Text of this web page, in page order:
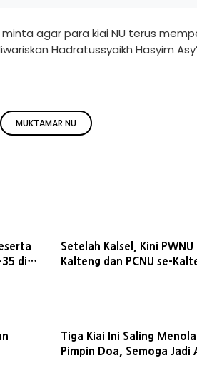
agar para kiai NU terus
Hadratussyaikh Hasyim
MUKTAMAR NU
di
Setelah Kalsel, Kini PWNU
Kalteng dan PCNU se-
Tiga Kiai Ini Saling
Pimpin Doa, Semoga Jadi